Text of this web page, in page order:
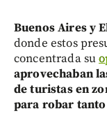
Buenos Aires y
donde estos
concentrada su
aprovechaban
de turistas en
para robar